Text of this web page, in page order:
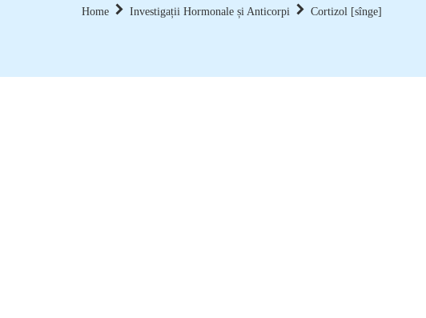
Home Investigații Hormonale și Anticorpi Cortizol [sînge]